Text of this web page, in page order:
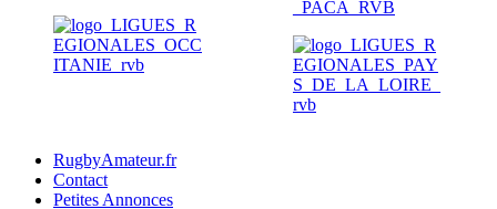
RugbyAmateur.fr
Contact
Petites Annonces